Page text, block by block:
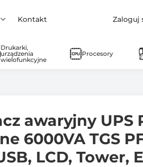
Kontakt Zaloguj
Drukarki,
urządzenia
wielofunkcyjne
Procesory
awaryjny UPS
6000VA TGS
LCD, Tower,